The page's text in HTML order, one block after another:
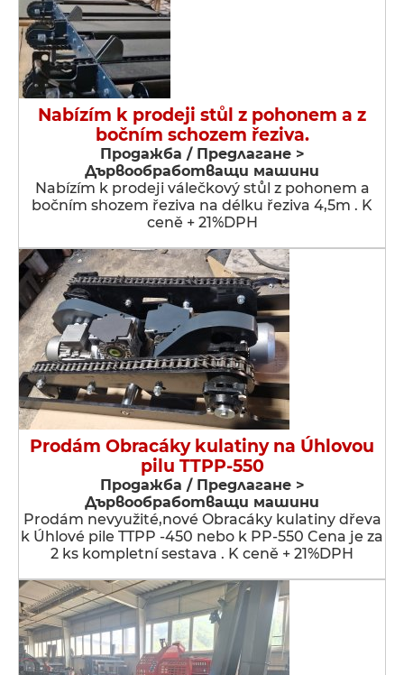
Nabízím k prodeji stůl z pohonem a z
bočním schozem řeziva.
Продажба / Предлагане >
Дървообработващи машини
Nabízím k prodeji válečkový stůl z pohonem a
bočním shozem řeziva na délku řeziva 4,5m . K
ceně + 21%DPH
Prodám Obracáky kulatiny na Úhlovou
pilu TTPP-550
Продажба / Предлагане >
Дървообработващи машини
Prodám nevyužité,nové Obracáky kulatiny dřeva
k Úhlové pile TTPP -450 nebo k PP-550 Cena je za
2 ks kompletní sestava . K ceně + 21%DPH